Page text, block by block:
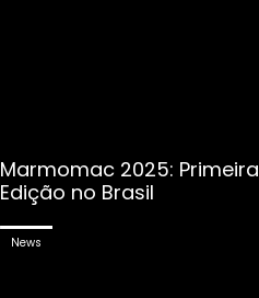
Marmomac 2025: Primeira
Edição no Brasil
News